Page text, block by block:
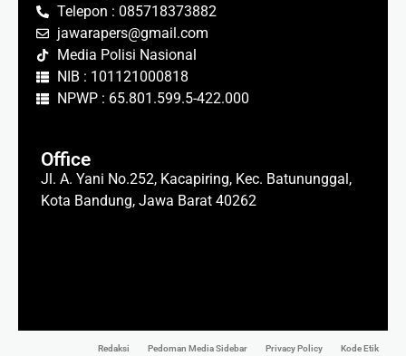
Telepon : 085718373882
jawarapers@gmail.com
Media Polisi Nasional
NIB : 101121000818
NPWP : 65.801.599.5-422.000
Office
Jl. A. Yani No.252, Kacapiring, Kec. Batununggal,
Kota Bandung, Jawa Barat 40262
Redaksi Pedoman Media Sidebar Privacy Policy Kode Etik